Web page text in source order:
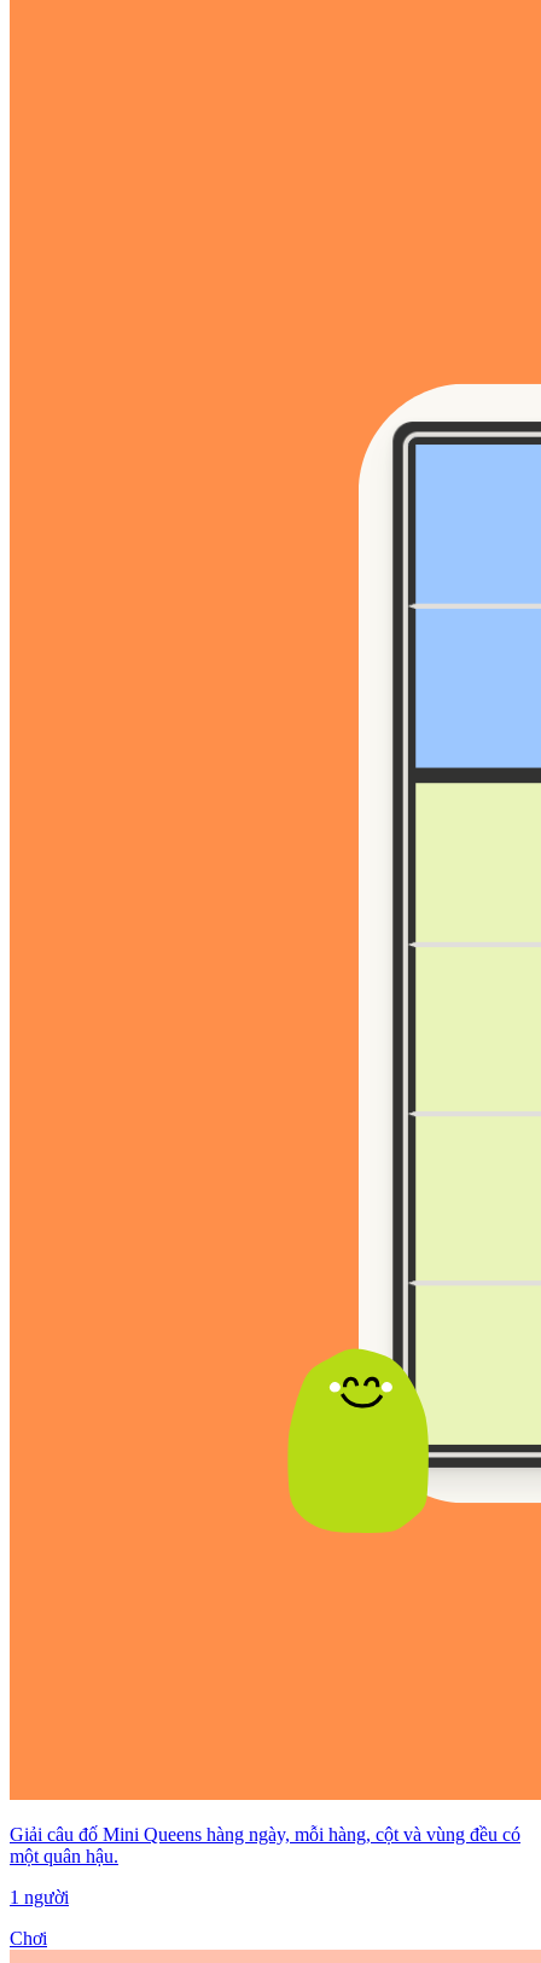
Giải câu đố Mini Queens hàng ngày, mỗi hàng, cột và vùng đều có
một quân hậu.
1 người
Chơi